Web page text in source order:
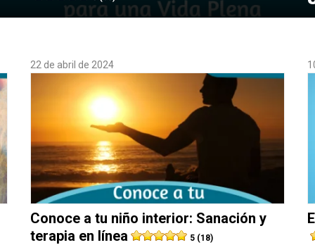
22 de abril de 2024
Conoce a tu niño interior: Sanación y
terapia en línea
5 (18)